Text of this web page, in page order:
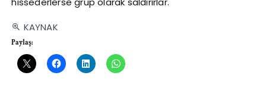
KAYNAK
Paylaş: